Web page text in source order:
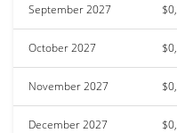
September 2027
October 2027
November 2027
December 2027